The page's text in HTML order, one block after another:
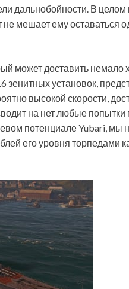
дальнобойности. В
не мешает ему оставаться
может доставить немало
зенитных установок,
высокой скорости,
на нет любые попытки
потенциале Yubari, мы
его уровня торпедами